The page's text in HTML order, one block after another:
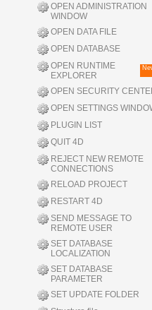
OPEN ADMINISTRATION
WINDOW
OPEN DATA FILE
OPEN DATABASE
OPEN RUNTIME
EXPLORER
OPEN SECURITY
OPEN SETTINGS
PLUGIN LIST
QUIT 4D
REJECT NEW REMOTE
CONNECTIONS
RELOAD PROJECT
RESTART 4D
SEND MESSAGE TO
REMOTE USER
SET DATABASE
LOCALIZATION
SET DATABASE
PARAMETER
SET UPDATE FOLDER